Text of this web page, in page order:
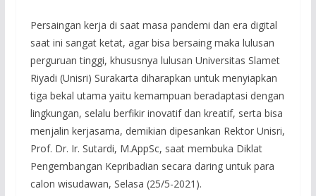
Persaingan kerja di saat masa pandemi dan era digital
saat ini sangat ketat, agar bisa bersaing maka lulusan
perguruan tinggi, khususnya lulusan Universitas Slamet
Riyadi (Unisri) Surakarta diharapkan untuk menyiapkan
tiga bekal utama yaitu kemampuan beradaptasi dengan
lingkungan, selalu berfikir inovatif dan kreatif, serta bisa
menjalin kerjasama, demikian dipesankan Rektor Unisri,
Prof. Dr. Ir. Sutardi, M.AppSc, saat membuka Diklat
Pengembangan Kepribadian secara daring untuk para
calon wisudawan, Selasa (25/5-2021).